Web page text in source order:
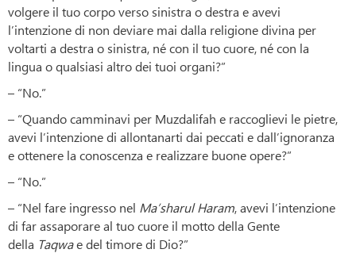
volgere il tuo corpo verso sinistra o destra e avevi
l’intenzione di non deviare mai dalla religione divina per
voltarti a destra o sinistra, né con il tuo cuore, né con la
lingua o qualsiasi altro dei tuoi organi?”
– “No.”
– “Quando camminavi per Muzdalifah e raccoglievi le pietre,
avevi l’intenzione di allontanarti dai peccati e dall’ignoranza
e ottenere la conoscenza e realizzare buone opere?”
– “No.”
– “Nel fare ingresso nel Ma’sharul Haram, avevi l’intenzione
di far assaporare al tuo cuore il motto della Gente
della Taqwae del timore di Dio?”